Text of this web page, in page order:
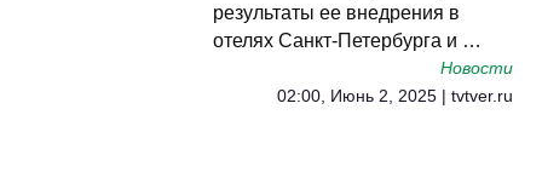
результаты ее внедрения в
отелях Санкт-Петербурга и …
Новости
02:00, Июнь 2, 2025 | tvtver.ru